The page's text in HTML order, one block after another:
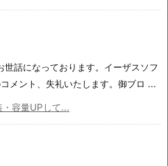
世話になっております。イーザスソフ
メント、失礼いたします。御ブロ ...
容量UPして...